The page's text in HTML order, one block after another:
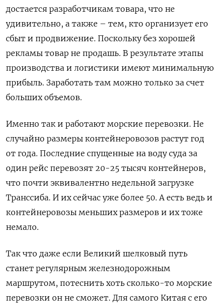
достается разработчикам товара, что не
удивительно, а также – тем, кто организует его
сбыт и продвижение. Поскольку без хорошей
рекламы товар не продашь. В результате этапы
производства и логистики имеют минимальную
прибыль. Заработать там можно только за счет
больших объемов.
Именно так и работают морские перевозки. Не
случайно размеры контейнеровозов растут год
от года. Последние спущенные на воду суда за
один рейс перевозят 20-25 тысяч контейнеров,
что почти эквивалентно недельной загрузке
Транссиба. И их сейчас уже более 50. А есть ведь и
контейнеровозы меньших размеров и их тоже
немало.
Так что даже если Великий шелковый путь
станет регулярным железнодорожным
маршрутом, потеснить хоть сколько-то морские
перевозки он не сможет. Для самого Китая с его